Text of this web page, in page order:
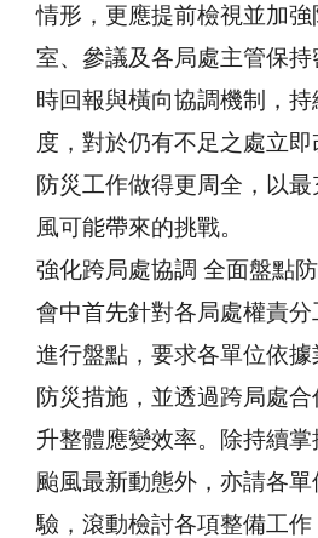
情形，更應提前檢視並加
室、參議及各局處主管保
時回報與橫向協調機制，
度，對於仍有不足之處立
防災工作做得更周全，以
風可能帶來的挑戰。
強化跨局處協調 全面盤點
會中首先針對各局處權責
進行盤點，要求各單位依
防災措施，並透過跨局處
升整體應變效率。除持續
颱風最新動態外，亦請各
驗，滾動檢討各項整備工